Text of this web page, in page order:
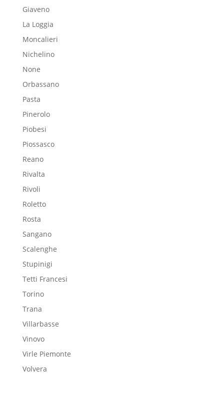
Giaveno
La Loggia
Moncalieri
Nichelino
None
Orbassano
Pasta
Pinerolo
Piobesi
Piossasco
Reano
Rivalta
Rivoli
Roletto
Rosta
Sangano
Scalenghe
Stupinigi
Tetti Francesi
Torino
Trana
Villarbasse
Vinovo
Virle Piemonte
Volvera